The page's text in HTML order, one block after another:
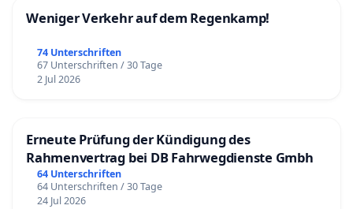
Weniger Verkehr auf dem Regenkamp!
74 Unterschriften
67 Unterschriften / 30 Tage
2 Jul 2026
Erneute Prüfung der Kündigung des
Rahmenvertrag bei DB Fahrwegdienste Gmbh
64 Unterschriften
64 Unterschriften / 30 Tage
24 Jul 2026